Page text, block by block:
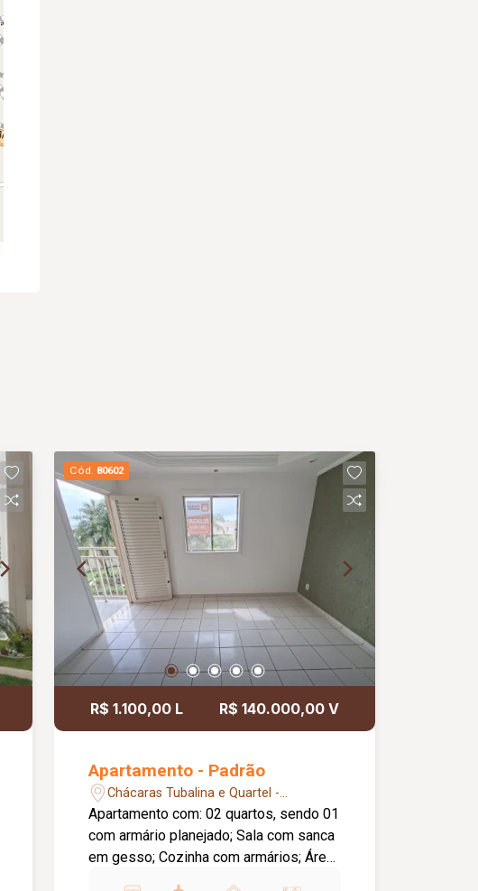
Cód. 80602
R$ 1.100,00 L R$ 140.000,00 V
Apartamento - Padrão
Chácaras Tubalina e Quartel -
Uberlândia/MG
Apartamento com: 02 quartos, sendo 01
com armário planejado; Sala com sanca
em gesso; Cozinha com armários; Área